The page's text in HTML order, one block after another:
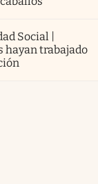
Social |
hayan trabajado